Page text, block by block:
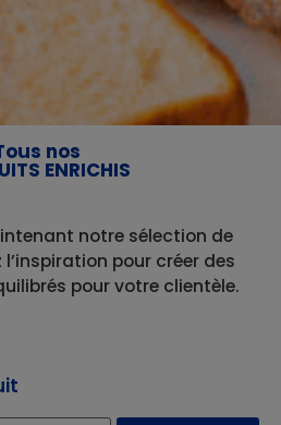
nos
ENRICHIS
notre sélection de
pour créer des
pour votre clientèle.